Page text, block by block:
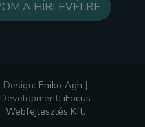
Design: Eniko Agh |
Development: iFocus
Webfejlesztés Kft.